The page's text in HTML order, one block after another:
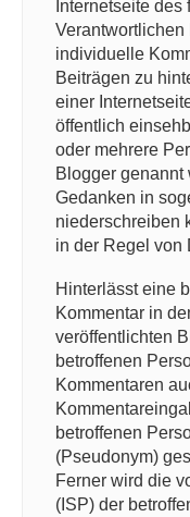
Internetseite
Verantwortlichen
individuelle
Beiträgen zu
einer
öffentlich
oder mehrere
Blogger genannt
Gedanken in
niederschreiben
in der Regel von
Hinterlässt eine
Kommentar in
veröffentlichten
betroffenen
Kommentaren
betroffenen
(Pseudonym)
Ferner wird die
(ISP) der